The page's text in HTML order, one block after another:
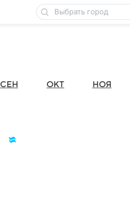
СЕН ОКТ НОЯ